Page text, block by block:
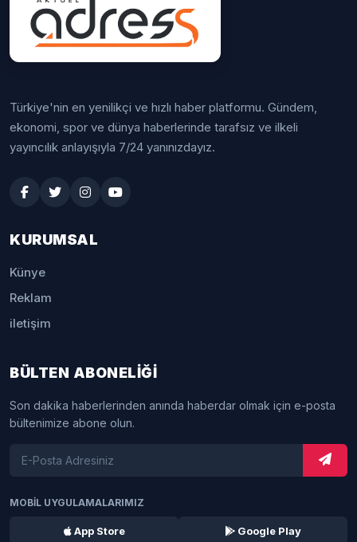
Türkiye'nin en yenilikçi ve hızlı haber platformu. Gündem,
ekonomi, spor ve dünya haberlerinde tarafsız ve ilkeli
yayıncılık anlayışıyla 7/24 yanınızdayız.
KURUMSAL
Künye
Reklam
iletişim
BÜLTEN ABONELİĞİ
Son dakika haberlerinden anında haberdar olmak için e-posta
bültenimize abone olun.
MOBİL UYGULAMALARIMIZ
App Store Google Play